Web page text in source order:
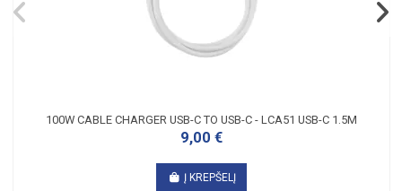
100W CABLE CHARGER USB-C TO USB-C - LCA51 USB-C 1.5M
9,00 €
Į KREPŠELĮ